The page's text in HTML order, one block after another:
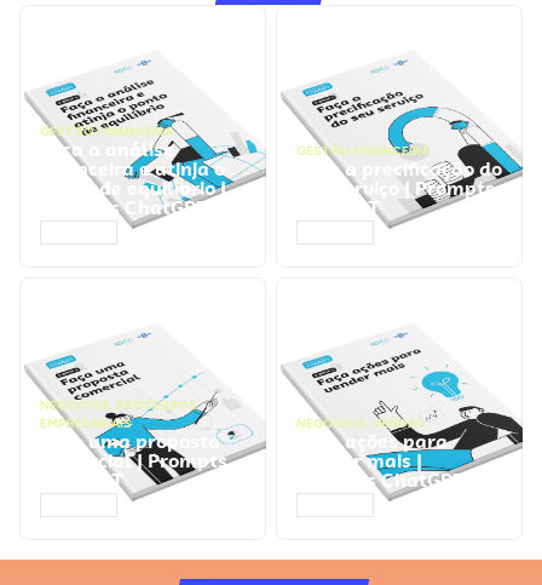
GESTÃO FINANCEIRA
Faça a análise
financeira e atinja o
ponto de equilíbrio |
Prompts ChatGPT
GESTÃO FINANCEIRA
Faça a precificação do
seu serviço | Prompts
ChatGPT
NEGÓCIOS, PROCESSOS
EMPRESARIAIS
Faça uma proposta
comercial | Prompts
ChatGPT
NEGÓCIOS, VENDAS
Faça ações para
vender mais |
Prompts ChatGPT